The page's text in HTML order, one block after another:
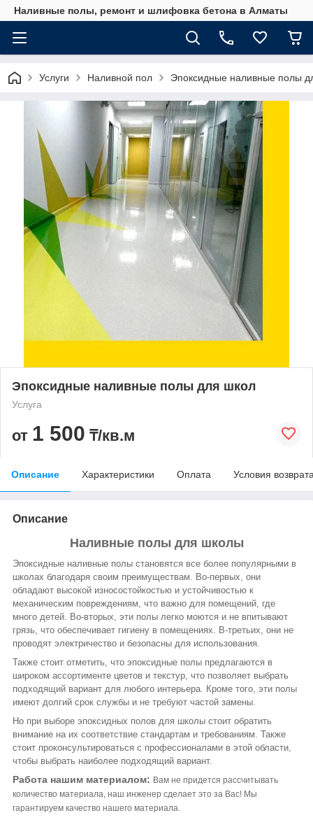
Наливные полы, ремонт и шлифовка бетона в Алматы
Услуги Наливной пол Эпоксидные наливные полы
Эпоксидные наливные полы для школ
Услуга
от 1 500 ₸/кв.м
Описание Характеристики Оплата Условия
Описание
Наливные полы для школы
Эпоксидные наливные полы становятся все более популярными в
школах благодаря своим преимуществам. Во-первых, они
обладают высокой износостойкостью и устойчивостью к
механическим повреждениям, что важно для помещений, где
много детей. Во-вторых, эти полы легко моются и не впитывают
грязь, что обеспечивает гигиену в помещениях. В-третьих, они не
проводят электричество и безопасны для использования.
Также стоит отметить, что эпоксидные полы предлагаются в
широком ассортименте цветов и текстур, что позволяет выбрать
подходящий вариант для любого интерьера. Кроме того, эти полы
имеют долгий срок службы и не требуют частой замены.
Но при выборе эпоксидных полов для школы стоит обратить
внимание на их соответствие стандартам и требованиям. Также
стоит проконсультироваться с профессионалами в этой области,
чтобы выбрать наиболее подходящий вариант.
Работа нашим материалом: Вам не придется рассчитывать
количество материала, наш инженер сделает это за Вас! Мы
гарантируем качество нашего материала.